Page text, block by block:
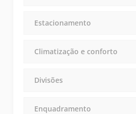
Estacionamento
Climatização e conforto
Divisões
Enquadramento